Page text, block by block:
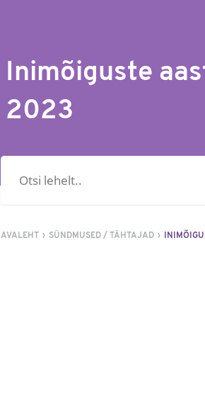
Inimõiguste
2023
AVALEHT SÜNDMUSED / TÄHTAJAD